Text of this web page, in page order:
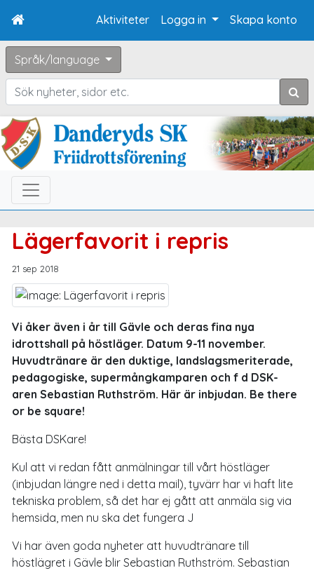
Aktiviteter Logga in Skapa konto
Språk/language
Sök
Lägerfavorit i repris
21 sep 2018
Vi åker även i år till Gävle och deras fina nya
idrottshall på höstläger. Datum 9-11 november.
Huvudtränare är den duktige, landslagsmeriterade,
pedagogiske, supermångkamparen och f d DSK-
aren Sebastian Ruthström. Här är inbjudan. Be there
or be square!
Bästa DSKare!
Kul att vi redan fått anmälningar till vårt höstläger
(inbjudan längre ned i detta mail), tyvärr har vi haft lite
tekniska problem, så det har ej gått att anmäla sig via
hemsida, men nu ska det fungera J
Vi har även goda nyheter att huvudtränare till
höstlägret i Gävle blir Sebastian Ruthström. Sebastian